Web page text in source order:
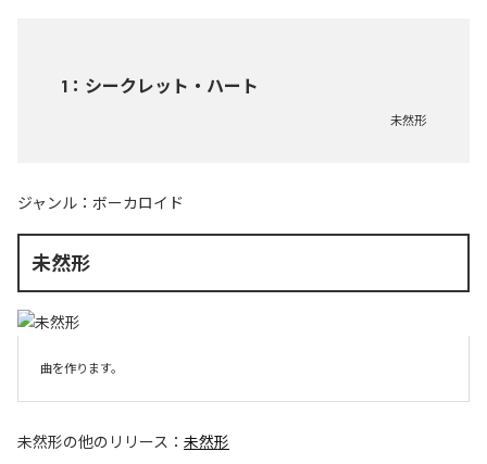
1 ： シークレット・ハート
未然形
ジャンル： ボーカロイド
未然形
曲を作ります。
未然形の他のリリース： 未然形